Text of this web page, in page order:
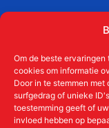
Om de beste
cookies om informatie
Door in te stemmen
surfgedrag of unieke
toestemming geeft of
invloed hebben op
KvKnr:41011712
Meer over de